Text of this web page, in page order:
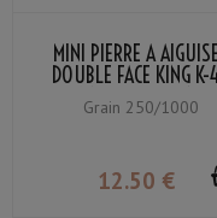
MINI PIERRE À
DOUBLE FACE KING
GRAIN #250 / #1000
Grain 250/1000
12.50 €